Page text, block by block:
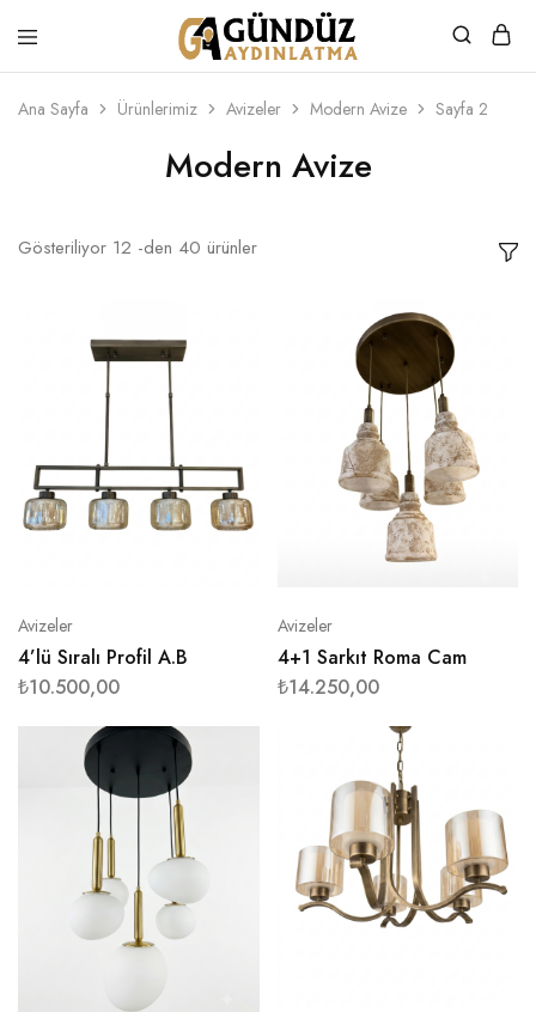
Gündüz
Özel
Ürünler
Ana Sayfa Ürünlerimiz Avizeler Modern Avize Sayfa 2
Modern Avize
Gösteriliyor 12 -den 40 ürünler
Avizeler
4’lü Sıralı Profil A.B
₺10.500,00
Avizeler
4+1 Sarkıt Roma Cam
₺14.250,00